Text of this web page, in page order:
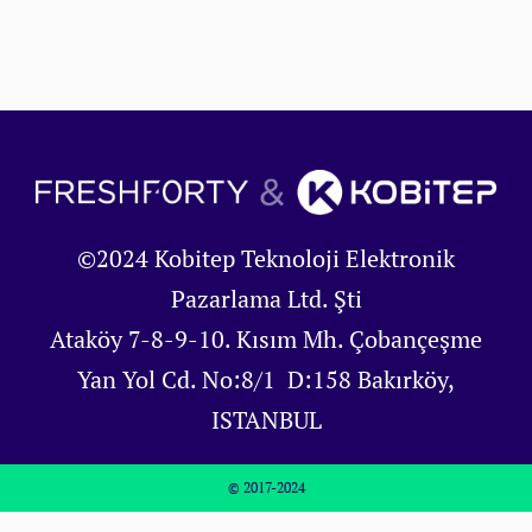
©2024 Kobitep Teknoloji Elektronik
Pazarlama Ltd. Şti
Ataköy 7-8-9-10. Kısım Mh. Çobançeşme
Yan Yol Cd. No:8/1 D:158 Bakırköy,
ISTANBUL
© 2017-2024